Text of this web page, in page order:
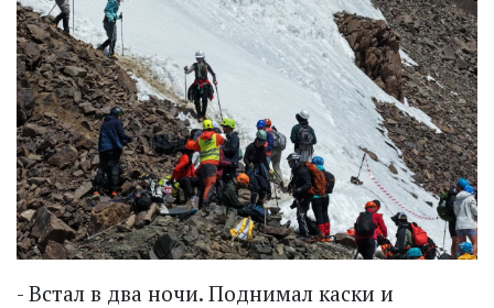
- Встал в два ночи. Поднимал каски и